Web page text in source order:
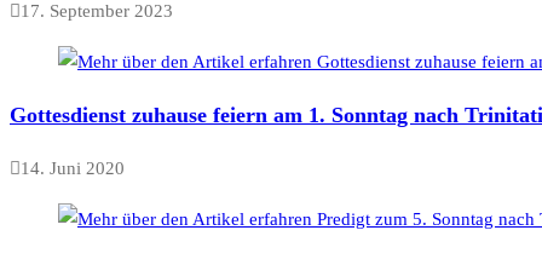
17. September 2023
Gottesdienst zuhause feiern am 1. Sonntag nach
14. Juni 2020